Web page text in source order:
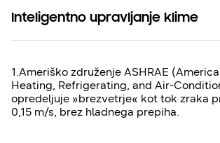
Inteligentno upravljanje klime
1.Ameriško združenje ASHRAE
Heating, Refrigerating, and Air-
opredeljuje »brezvetrje« kot tok zraka
0,15 m/s, brez hladnega prepiha.